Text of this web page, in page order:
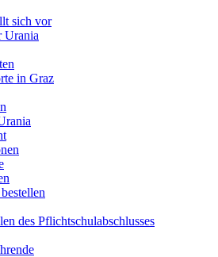
sich vor
Urania
in Graz
des Pflichtschulabschlusses